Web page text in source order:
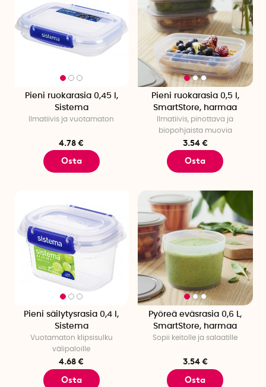
Pieni ruokarasia 0,45 l,
Sistema
Ilmatiivis ja vuotamaton
4.78 €
Osta
Pieni ruokarasia 0,5 l,
SmartStore, harmaa
Ilmatiivis, pinottava ja
biopohjaista muovia
3.54 €
Osta
Pieni säilytysrasia 0,4 l,
Sistema
Vuotamaton klipsisulku
välipaloille
4.68 €
Osta
Pyöreä eväsrasia 0,6 L,
SmartStore, harmaa
Sopii keitolle ja salaatille
3.54 €
Osta